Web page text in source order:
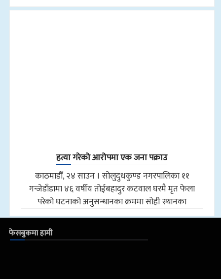
हत्या गरेको आरोपमा एक जना पक्राउ
काठमाडौँ, २४ साउन । सोलुदुधकुण्ड नगरपालिका ११
गन्जेडाँडामा ४६ वर्षीय तोईबहादुर कटवाल घरमै मृत फेला
परेको घटनाको अनुसन्धानका क्रममा सोही स्थानका
फेसबुकमा हामी